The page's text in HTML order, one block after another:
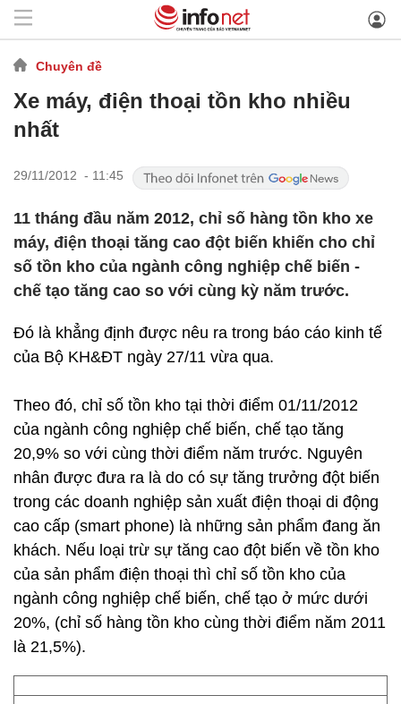
Chuyên đề
Xe máy, điện thoại tồn kho nhiều
nhất
29/11/2012 - 11:45
11 tháng đầu năm 2012, chỉ số hàng tồn kho xe
máy, điện thoại tăng cao đột biến khiến cho chỉ
số tồn kho của ngành công nghiệp chế biến -
chế tạo tăng cao so với cùng kỳ năm trước.
Đó là khẳng định được nêu ra trong báo cáo kinh tế
của Bộ KH&ĐT ngày 27/11 vừa qua.
Theo đó, chỉ số tồn kho tại thời điểm 01/11/2012
của ngành công nghiệp chế biến, chế tạo tăng
20,9% so với cùng thời điểm năm trước. Nguyên
nhân được đưa ra là do có sự tăng trưởng đột biến
trong các doanh nghiệp sản xuất điện thoại di động
cao cấp (smart phone) là những sản phẩm đang ăn
khách. Nếu loại trừ sự tăng cao đột biến về tồn kho
của sản phẩm điện thoại thì chỉ số tồn kho của
ngành công nghiệp chế biến, chế tạo ở mức dưới
20%, (chỉ số hàng tồn kho cùng thời điểm năm 2011
là 21,5%).